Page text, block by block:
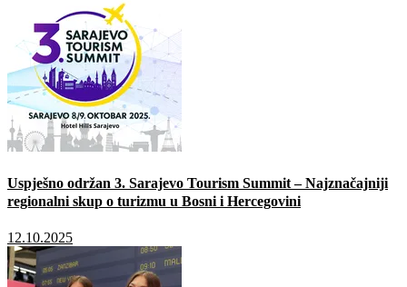
Uspješno održan 3. Sarajevo Tourism Summit – Najznačajniji
regionalni skup o turizmu u Bosni i Hercegovini
12.10.2025